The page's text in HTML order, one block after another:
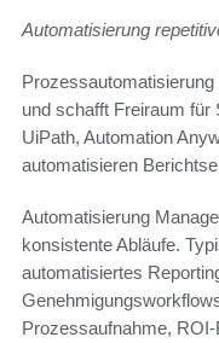
Automatisierung
und schafft Freiraum für
UiPath, Automation
automatisieren
Automatisierung
konsistente Abläufe.
automatisiertes
Prozessaufnahme,